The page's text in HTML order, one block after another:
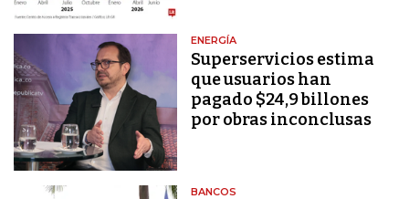
ENERGÍA
Superservicios estima
que usuarios han
pagado $24,9 billones
por obras inconclusas
BANCOS